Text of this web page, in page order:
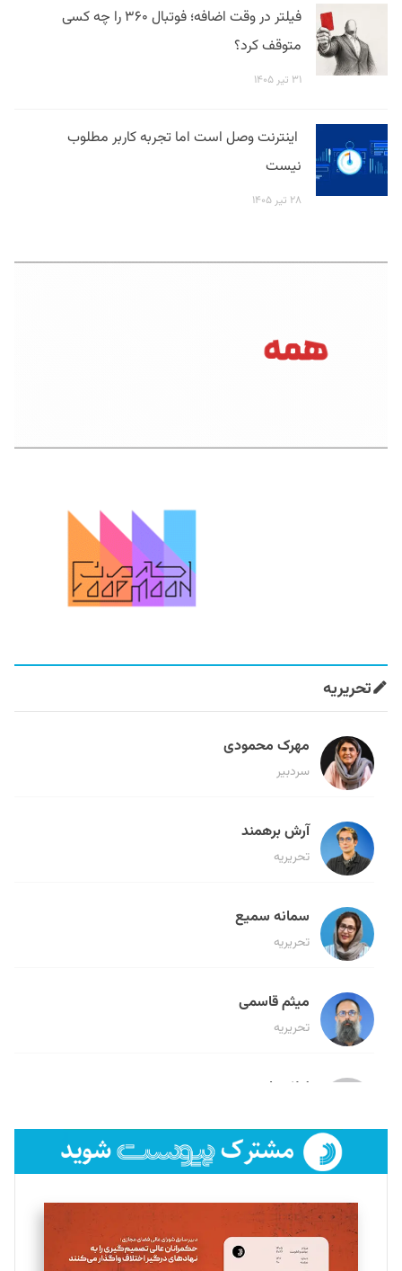
فیلتر در وقت اضافه؛ فوتبال ۳۶۰ را چه کسی
متوقف کرد؟
۳۱ تیر ۱۴۰۵
اینترنت وصل است اما تجربه کاربر مطلوب
نیست
۲۸ تیر ۱۴۰۵
تحریریه
مهرک محمودی
سردبیر
آرش برهمند
تحریریه
سمانه سمیع
تحریریه
میثم قاسمی
تحریریه
لیلا حنارود
فائزه فتحی رستمی
تحریریه
سروش کرمیان